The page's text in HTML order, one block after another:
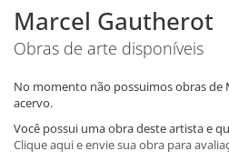
Marcel Gautherot
Obras de arte disponíveis
No momento não possuimos obras de
acervo.
Você possui uma obra deste artista e
Clique aqui e envie sua obra para